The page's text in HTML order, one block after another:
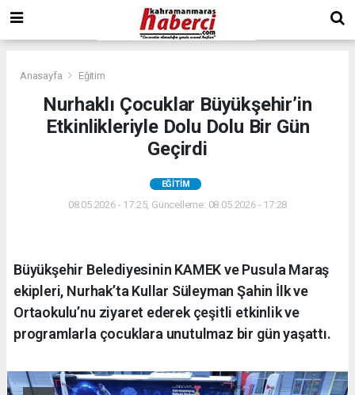
Anasayfa Eğitim
Nurhaklı Çocuklar Büyükşehir’in
Etkinlikleriyle Dolu Dolu Bir Gün
Geçirdi
EĞITIM
08.05.2026 - 17:25, Güncelleme: 08.05.2026 - 17:28
Büyükşehir Belediyesinin KAMEK ve Pusula Maraş
ekipleri, Nurhak’ta Kullar Süleyman Şahin İlk ve
Ortaokulu’nu ziyaret ederek çeşitli etkinlik ve
programlarla çocuklara unutulmaz bir gün yaşattı.